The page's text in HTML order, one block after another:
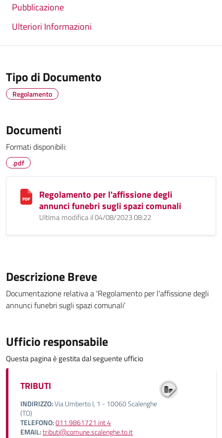
Pubblicazione
Ulteriori Informazioni
Tipo di Documento
Regolamento
Documenti
Formati disponibili:
.pdf
Regolamento per l'affissione degli
annunci funebri sugli spazi comunali
Ultima modifica il 04/08/2023 08:22
Descrizione Breve
Documentazione relativa a 'Regolamento per l'affissione degli
annunci funebri sugli spazi comunali'
Ufficio responsabile
Questa pagina è gestita dal seguente ufficio
TRIBUTI
INDIRIZZO:Via Umberto I, 1 - 10060 Scalenghe
(TO)
TELEFONO:011.9861721 int 4
EMAIL:tributi@comune.scalenghe.to.it